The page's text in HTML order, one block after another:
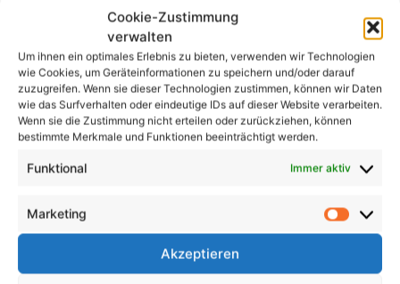
Cookie-Zustimmung
verwalten
Um ihnen ein optimales Erlebnis zu bieten, verwenden wir Technologien
wie Cookies, um Geräteinformationen zu speichern und/oder darauf
zuzugreifen. Wenn sie dieser Technologien zustimmen, können wir Daten
wie das Surfverhalten oder eindeutige IDs auf dieser Website verarbeiten.
Wenn sie die Zustimmung nicht erteilen oder zurückziehen, können
bestimmte Merkmale und Funktionen beeinträchtigt werden.
Funktional Immer aktiv
Marketing
Akzeptieren
Die UVV-Prüfung ist ein zentraler Aspekt der
Arbeitssicherheit inStendal
Bedeutung für die Vermeidung von Unfällen und die
Gewährleistung der Sicherheit der Mitarbeiter. Durch
die regelmäßige Durchführung vonUVV-Prüfungen
können Unternehmen potenzielle Gefahren
erkennen und mindern, Sicherheitsvorschriften
einhalten und ein sicheres Arbeitsumfeld schaffen. Es
und mit qualifizierten Fachkräften
zusammenzuarbeiten, um die Wirksamkeit der
Prüfung sicherzustellen.